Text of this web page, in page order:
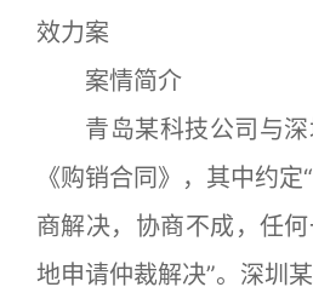
效力案
案情简介
青岛某科技公司与深
《购销合同》，其中约
商解决，协商不成，任
地申请仲裁解决”。深圳